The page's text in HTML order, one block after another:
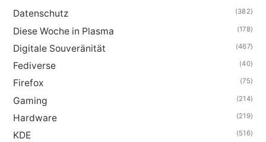
Datenschutz (382)
Diese Woche in Plasma (178)
Digitale Souveränität (467)
Fediverse (40)
Firefox (75)
Gaming (214)
Hardware (219)
KDE (516)